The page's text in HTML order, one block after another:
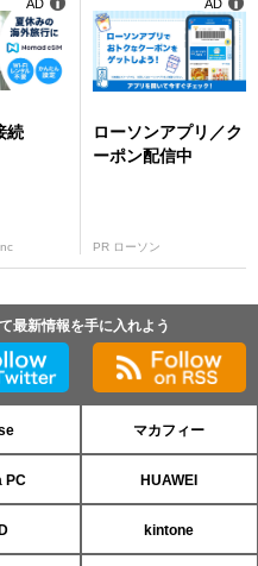
続
AD
ローソンアプリ／ク
ーポン配信中
PR ローソン
AD
最新情報を手に入れよう
マカフィー
PC HUAWEI
kintone